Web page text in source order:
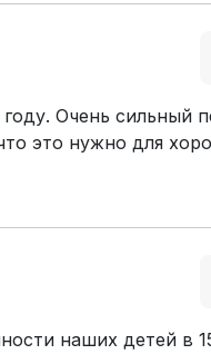
Очень сильный
это нужно для
наших детей в